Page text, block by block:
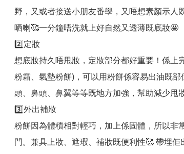
野，又或者接送小朋友番學，又唔想素顏示人
哂喇🥰一分鐘唔洗就上好自然又透薄既底妝🤩
2️⃣定妝
想底妝持久唔甩妝，定妝部分都好重要！係上
粉霜、氣墊粉餅)，可以用粉餅係容易出油既部
頭、鼻頭、鼻翼等等既地方加強，幫助減少甩
3️⃣外出補妝
粉餅因為體積相對輕巧，加上係固體，所以非
門。兼具上妝、遮瑕、補妝既便利性🥰 帶埋佢